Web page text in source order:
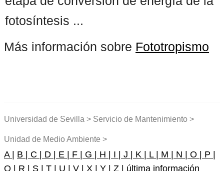
fotosíntesis ...
Más información sobre Fototropismo
Universidad de Sevilla > Servicio de Mantenimiento >
Unidad de Medio Ambiente >
A | B | C | D | E | F | G | H | I | J | K | L | M | N | O | P |
Q | R | S | T | U | V | X | Y | Z | última información